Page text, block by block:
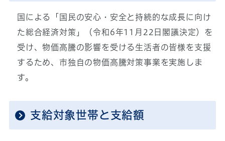
国による「国民の安心・安全と持続的な成長に向け
た総合経済対策」（令和6年11月22日閣議決定）を
受け、物価高騰の影響を受ける生活者の皆様を支援
するため、市独自の物価高騰対策事業を実施しま
す。
支給対象世帯と支給額